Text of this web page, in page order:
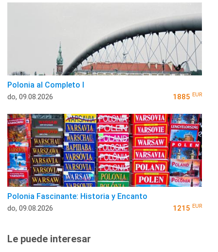
Polonia al Completo I
do, 09.08.2026 1885 EUR
Polonia Fascinante: Historia y Encanto
do, 09.08.2026 1215 EUR
Le puede interesar